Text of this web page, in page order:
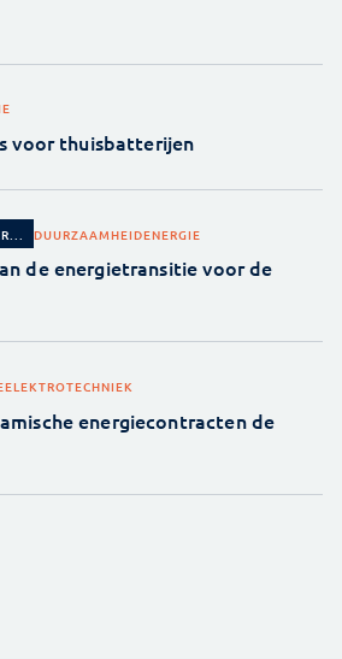
voor thuisbatterijen
DUURZAAMHEIDENERGIE
de energietransitie voor de
ELEKTROTECHNIEK
energiecontracten de